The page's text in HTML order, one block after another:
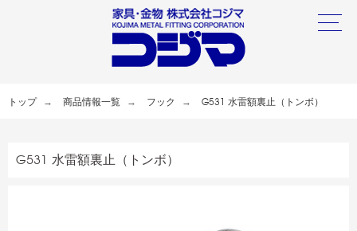
トップ 商品情報一覧 フック G531 水雷額裏止（トンボ）
G531 水雷額裏止（トンボ）